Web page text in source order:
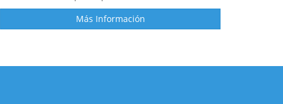
Más Información